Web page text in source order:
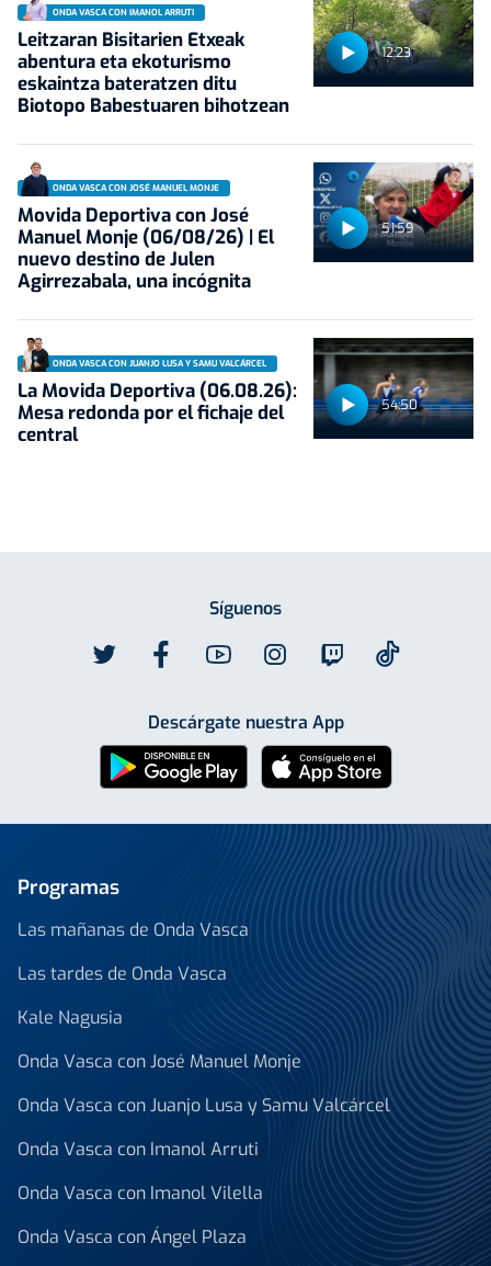
12:23
ONDA VASCA CON IMANOL ARRUTI
Leitzaran Bisitarien Etxeak
abentura eta ekoturismo
eskaintza bateratzen ditu
Biotopo Babestuaren bihotzean
51:59
ONDA VASCA CON JOSÉ MANUEL MONJE
Movida Deportiva con José
Manuel Monje (06/08/26) | El
nuevo destino de Julen
Agirrezabala, una incógnita
54:50
ONDA VASCA CON JUANJO LUSA Y SAMU VALCÁRCEL
La Movida Deportiva (06.08.26):
Mesa redonda por el fichaje del
central
Síguenos
Descárgate nuestra App
Programas
Las mañanas de Onda Vasca
Las tardes de Onda Vasca
Kale Nagusia
Onda Vasca con José Manuel Monje
Onda Vasca con Juanjo Lusa y Samu Valcárcel
Onda Vasca con Imanol Arruti
Onda Vasca con Imanol Vilella
Onda Vasca con Ángel Plaza